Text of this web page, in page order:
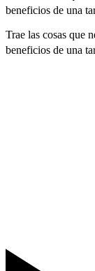
beneficios de una
Trae las cosas que
beneficios de una